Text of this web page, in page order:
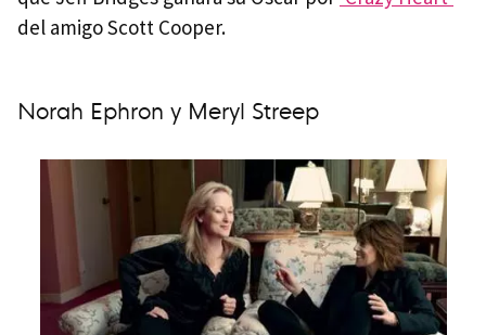
del amigo Scott Cooper.
Norah Ephron y Meryl Streep